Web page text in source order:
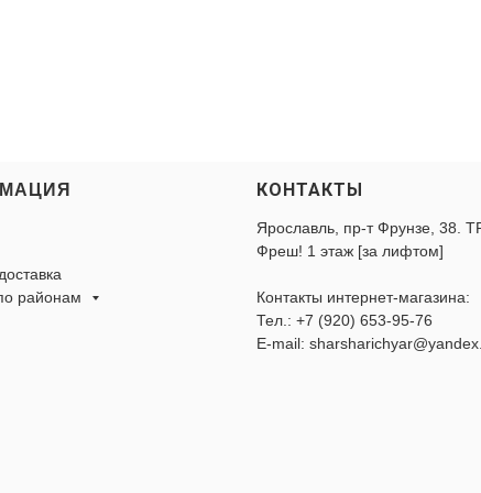
районам
КОНТАКТЫ
Ярославль, пр-т Фрунзе, 38.
Фреш! 1 этаж [за лифтом]
Контакты интернет-магазина:
Тел.: +7 (920) 653-95-76
E-mail: